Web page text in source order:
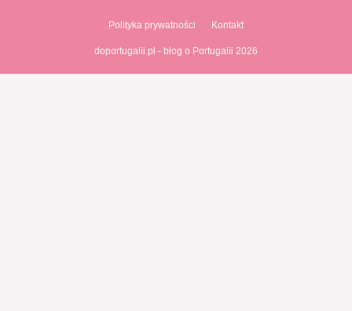
Polityka prywatności Kontakt
doportugalii.pl - blog o Portugalii 2026